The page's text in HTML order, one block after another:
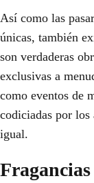
Así como las
únicas, también
son verdaderas
exclusivas a
como eventos de
codiciadas por los
igual.